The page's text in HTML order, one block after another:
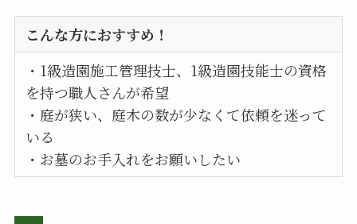
こんな方におすすめ！
・1級造園施工管理技士、1級造園技能士の資格
を持つ職人さんが希望
・庭が狭い、庭木の数が少なくて依頼を迷って
いる
・お墓のお手入れをお願いしたい